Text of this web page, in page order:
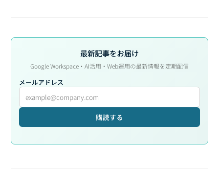
最新記事をお届け
Google Workspace・AI活用・Web運用の最新情報を定期配信
メールアドレス
購読する